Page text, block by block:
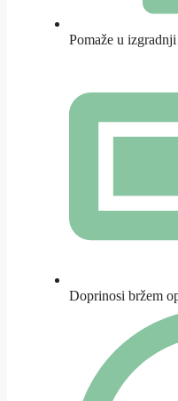
Pomaže u
Doprinosi bržem